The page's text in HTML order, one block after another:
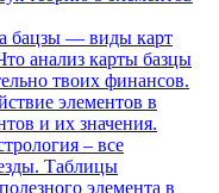
бацзы — виды карт
анализ карты базцы
твоих финансов.
элементов в
и их значения.
– все
Таблицы
элемента в